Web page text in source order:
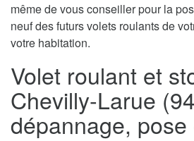
même de vous conseiller pour la
neuf des futurs volets roulants de
votre habitation.
Volet roulant et
Chevilly-Larue
dépannage, pose